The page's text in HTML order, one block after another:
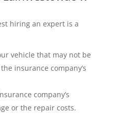
hiring an expert is a
vehicle that may not be
insurance company’s
company’s
or the repair costs.